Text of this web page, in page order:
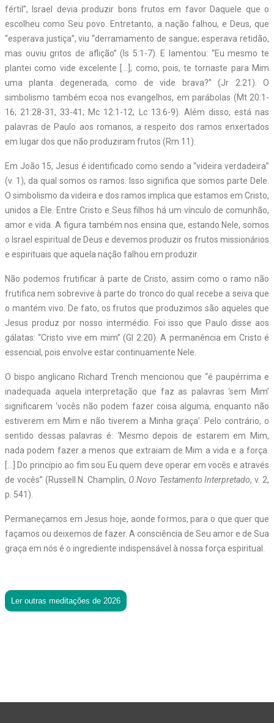
fértil”, Israel devia produzir bons frutos em favor Daquele que o
escolheu como Seu povo. Entretanto, a nação falhou, e Deus, que
“esperava justiça”, viu “derramamento de sangue; esperava retidão,
mas ouviu gritos de aflição” (Is 5:1-7). E lamentou: “Eu mesmo te
plantei como vide excelente […]; como, pois, te tornaste para Mim
uma planta degenerada, como de vide brava?” (Jr 2:21). O
simbolismo também ecoa nos evangelhos, em parábolas (Mt 20:1-
16; 21:28-31, 33-41; Mc 12:1-12; Lc 13:6-9). Além disso, está nas
palavras de Paulo aos romanos, a respeito dos ramos enxertados
em lugar dos que não produziram frutos (Rm 11).
Em João 15, Jesus é identificado como sendo a “videira verdadeira”
(v. 1), da qual somos os ramos. Isso significa que somos parte Dele.
O simbolismo da videira e dos ramos implica que estamos em Cristo,
unidos a Ele. Entre Cristo e Seus filhos há um vínculo de comunhão,
amor e vida. A figura também nos ensina que, estando Nele, somos
o Israel espiritual de Deus e devemos produzir os frutos missionários
e espirituais que aquela nação falhou em produzir.
Não podemos frutificar à parte de Cristo, assim como o ramo não
frutifica nem sobrevive à parte do tronco do qual recebe a seiva que
o mantém vivo. De fato, os frutos que produzimos são aqueles que
Jesus produz por nosso intermédio. Foi isso que Paulo disse aos
gálatas: “Cristo vive em mim” (Gl 2:20). A permanência em Cristo é
essencial, pois envolve estar continuamente Nele.
O bispo anglicano Richard Trench mencionou que “é paupérrima e
inadequada aquela interpretação que faz as palavras ‘sem Mim’
significarem ‘vocês não podem fazer coisa alguma, enquanto não
estiverem em Mim e não tiverem a Minha graça’. Pelo contrário, o
sentido dessas palavras é: ‘Mesmo depois de estarem em Mim,
nada podem fazer a menos que extraiam de Mim a vida e a força.
[…] Do princípio ao fim sou Eu quem deve operar em vocês e através
de vocês” (Russell N. Champlin, O Novo Testamento Interpretado, v. 2,
p. 541).
Permaneçamos em Jesus hoje, aonde formos, para o que quer que
façamos ou deixemos de fazer. A consciência de Seu amor e de Sua
graça em nós é o ingrediente indispensável à nossa força espiritual.
Ler outras meditações de 2026